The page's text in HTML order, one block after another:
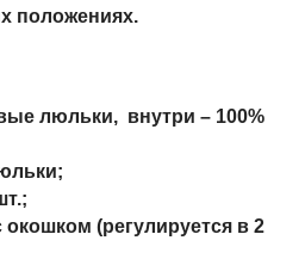
положениях.
люльки, внутри – 100%
(регулируется в 2